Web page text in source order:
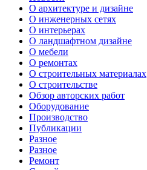
О архитектуре и дизайне
О инженерных сетях
О интерьерах
О ландшафтном дизайне
О мебели
О ремонтах
О строительных материалах
О строительстве
Обзор авторских работ
Оборудование
Производство
Публикации
Разное
Разное
Ремонт